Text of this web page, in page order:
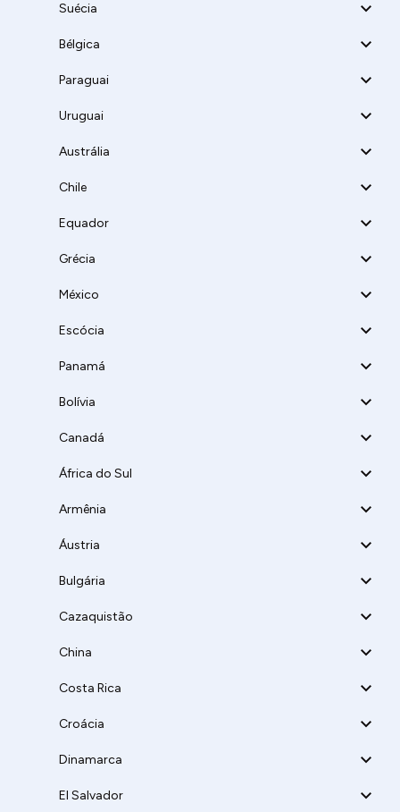
Suécia
Bélgica
Paraguai
Uruguai
Austrália
Chile
Equador
Grécia
México
Escócia
Panamá
Bolívia
Canadá
África do Sul
Armênia
Áustria
Bulgária
Cazaquistão
China
Costa Rica
Croácia
Dinamarca
El Salvador